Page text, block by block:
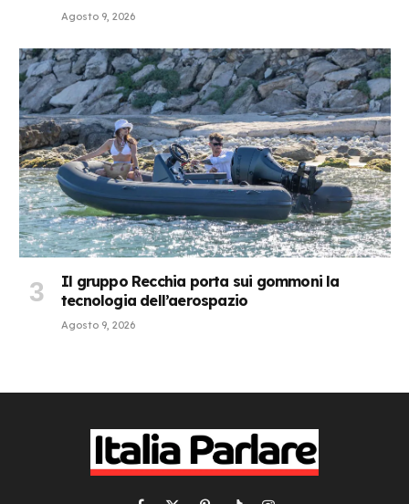
Agosto 9, 2026
Il gruppo Recchia porta sui gommoni la
tecnologia dell’aerospazio
Agosto 9, 2026